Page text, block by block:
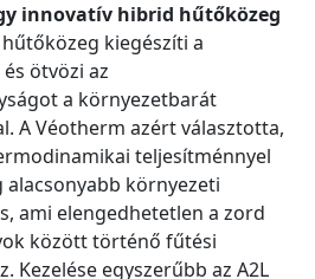
innovatív hibrid hűtőközeg
hűtőközeg kiegészíti a
ötvözi az
a környezetbarát
A Véotherm azért választotta,
teljesítménnyel
alacsonyabb környezeti
ami elengedhetetlen a zord
között történő fűtési
Kezelése egyszerűbb az A2L